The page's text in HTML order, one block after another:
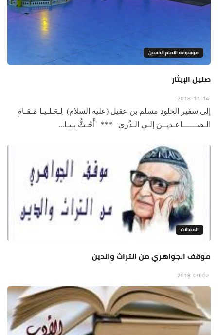
موسوعة الامام الحسين
صليل الإيثار
إلى سفير الخلود مسلم بن عقيل (عليه السلام) لِـعَـلـيـا مَـقـامِ
الـصــــــاعـديــنَ إلـى الـذُرى *** أَحُـثُّ بـيـا...
المقالات
موقف الجواهري من التراث والدين